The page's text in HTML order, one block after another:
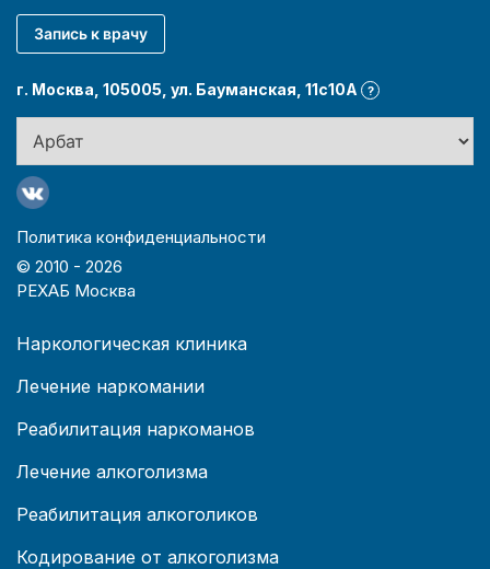
Запись к врачу
г. Москва, 105005, ул. Бауманская, 11с10А ?
Политика конфиденциальности
© 2010 - 2026
РЕХАБ Москва
Наркологическая клиника
Лечение наркомании
Реабилитация наркоманов
Лечение алкоголизма
Реабилитация алкоголиков
Кодирование от алкоголизма